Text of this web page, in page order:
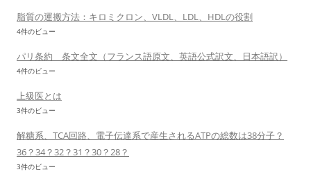
脂質の運搬方法：キロミクロン、VLDL、LDL、HDLの役割
4件のビュー
パリ条約 条文全文（フランス語原文、英語公式訳文、日本語訳）
4件のビュー
上級医とは
3件のビュー
解糖系、TCA回路、電子伝達系で産生されるATPの総数は38分子？
36？34？32？31？30？28？
3件のビュー